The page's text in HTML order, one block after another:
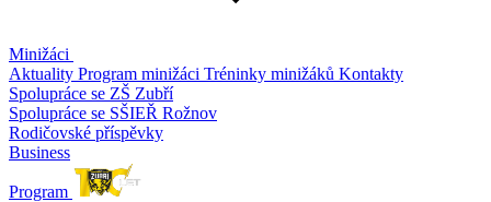
Minižáci
Aktuality Program minižáci Tréninky minižáků Kontakty
Spolupráce se ZŠ Zubří
Spolupráce se SŠIEŘ Rožnov
Rodičovské příspěvky
Business
Program